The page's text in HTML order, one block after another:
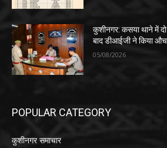
कुशीनगर: कसया थाने में दो
बाद डीआईजी ने किया
05/08/2026
POPULAR CATEGORY
कुशीनगर समाचार